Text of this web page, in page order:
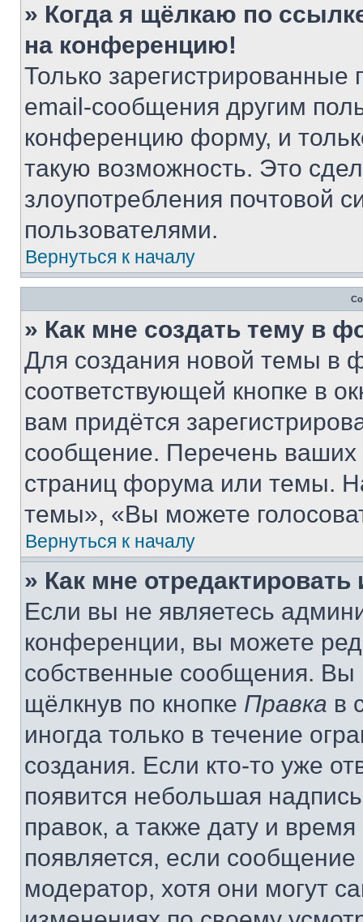
» Когда я щёлкаю по
на конференцию!
Только зарегистрированные
email-сообщения другим
конференцию форму, и
такую возможность. Это
злоупотребления почтовой
пользователями.
Вернуться к началу
» Как мне создать тему в
Для создания новой темы в
соответствующей кнопке в
вам придётся
сообщение. Перечень ваших
страниц форума или темы.
темы», «Вы можете
Вернуться к началу
» Как мне
Если вы не являетесь
конференции, вы можете
собственные сообщения. Вы
щёлкнув по кнопке Правка в
иногда только в течение
создания. Если кто-то уже
появится небольшая
правок, а также дату и
появляется, если
модератор, хотя они могут